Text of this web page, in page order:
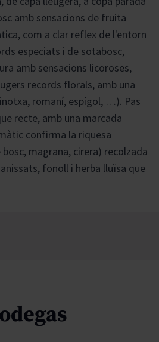
amb sensacions de fruita
com a clar reflex de l'entorn
especiats i de sotabosc,
amb sensacions licoroses,
records florals, amb una
romaní, espígol, …). Pas
recte, amb una marcada
confirma la riquesa
magrana, cirera) recolzada
fonoll i herba lluïsa que